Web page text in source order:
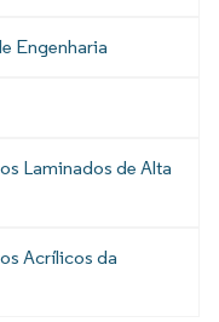
Engenharia
Laminados de Alta
Acrílicos da